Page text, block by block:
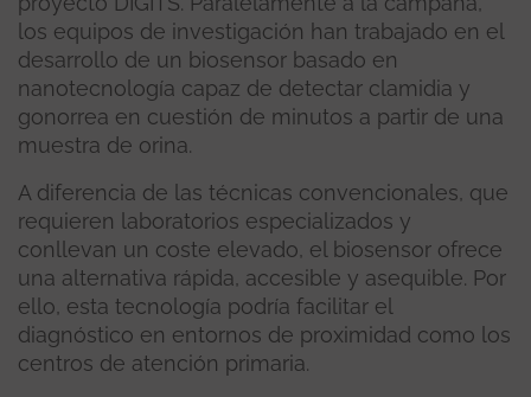
los equipos de investigación han trabajado en el
desarrollo de un biosensor basado en
nanotecnología capaz de detectar clamidia y
gonorrea en cuestión de minutos a partir de una
muestra de orina.
A diferencia de las técnicas convencionales, que
requieren laboratorios especializados y
conllevan un coste elevado, el biosensor ofrece
una alternativa rápida, accesible y asequible. Por
ello, esta tecnología podría facilitar el
diagnóstico en entornos de proximidad como los
centros de atención primaria.